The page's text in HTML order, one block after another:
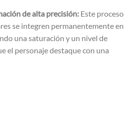
de alta precisión:Este proceso
se integren permanentemente en
una saturación y un nivel de
el personaje destaque con una